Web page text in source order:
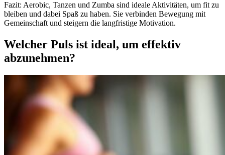
Fazit: Aerobic, Tanzen und Zumba sind ideale Aktivitäten, um fit zu
bleiben und dabei Spaß zu haben. Sie verbinden Bewegung mit
Gemeinschaft und steigern die langfristige Motivation.
Welcher Puls ist ideal, um effektiv
abzunehmen?